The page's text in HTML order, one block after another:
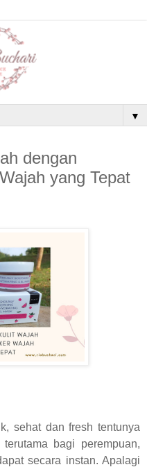
▼
dengan
yang Tepat
sehat dan fresh tentunya
bagi perempuan,
secara instan. Apalagi